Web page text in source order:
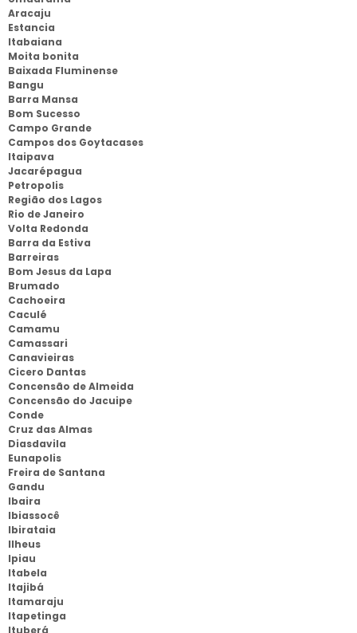
Aracaju
Estancia
Itabaiana
Moita bonita
Baixada Fluminense
Bangu
Barra Mansa
Bom Sucesso
Campo Grande
Campos dos Goytacases
Itaipava
Jacarépagua
Petropolis
Região dos Lagos
Rio de Janeiro
Volta Redonda
Barra da Estiva
Barreiras
Bom Jesus da Lapa
Brumado
Cachoeira
Caculé
Camamu
Camassari
Canavieiras
Cicero Dantas
Concensão de Almeida
Concensão do Jacuipe
Conde
Cruz das Almas
Diasdavila
Eunapolis
Freira de Santana
Gandu
Ibaira
Ibiassocê
Ibirataia
Ilheus
Ipiau
Itabela
Itajibá
Itamaraju
Itapetinga
Ituberá